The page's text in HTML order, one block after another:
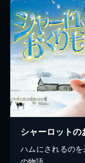
シャーロットの
ハムにされるの